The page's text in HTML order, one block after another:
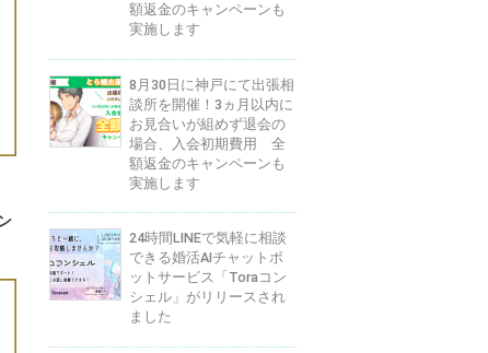
額返金のキャンペーンも
実施します
8月30日に神戸にて出張相
談所を開催！3ヵ月以内に
お見合いが組めず退会の
場合、入会初期費用 全
額返金のキャンペーンも
実施します
24時間LINEで気軽に相談
できる婚活AIチャットボ
ットサービス「Toraコン
シェル」がリリースされ
ました